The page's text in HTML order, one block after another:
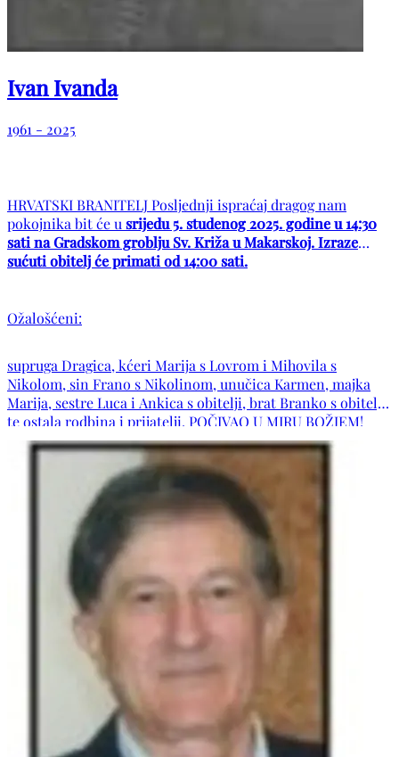
Ivan Ivanda
1961 - 2025
HRVATSKI BRANITELJ Posljednji ispraćaj dragog nam
pokojnika bit će u srijedu 5. studenog 2025. godine u 14:30
sati na Gradskom groblju Sv. Križa u Makarskoj. Izraze
sućuti obitelj će primati od 14:00 sati.
Ožalošćeni:
supruga Dragica, kćeri Marija s Lovrom i Mihovila s
Nikolom, sin Frano s Nikolinom, unučica Karmen, majka
Marija, sestre Luca i Ankica s obitelji, brat Branko s obitelji
te ostala rodbina i prijatelji. POČIVAO U MIRU BOŽJEM!